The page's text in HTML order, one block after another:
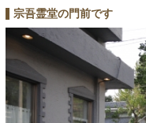
宗吾霊堂の門前です